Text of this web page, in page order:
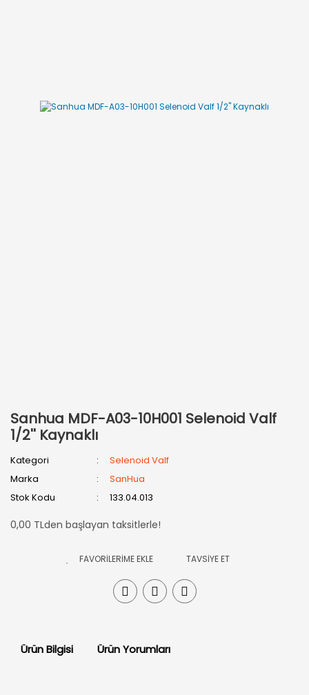
Sanhua MDF-A03-10H001 Selenoid Valf
1/2'' Kaynaklı
Kategori
Selenoid Valf
Marka
SanHua
Stok Kodu
133.04.013
0,00 TLden başlayan taksitlerle!
TAVSİYE ET
Ürün Bilgisi Ürün Yorumları